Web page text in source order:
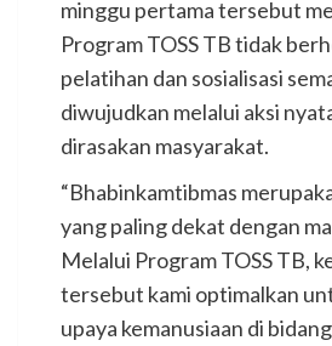
minggu pertama tersebut
Program TOSS TB tidak
pelatihan dan sosialisasi
diwujudkan melalui aksi
dirasakan masyarakat.
“Bhabinkamtibmas
yang paling dekat dengan
Melalui Program TOSS TB,
tersebut kami optimalkan
upaya kemanusiaan di